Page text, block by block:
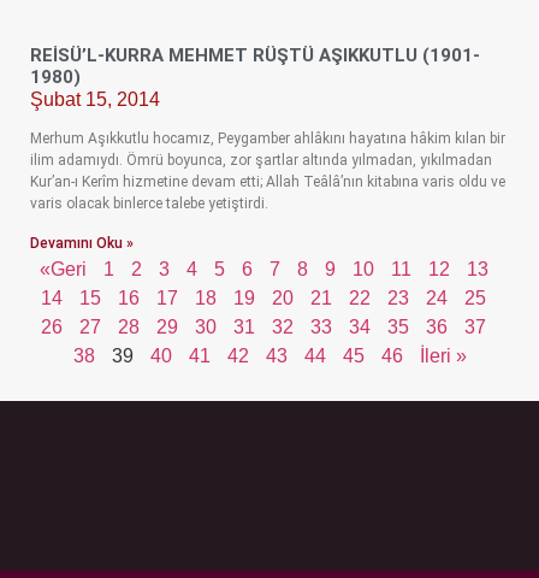
REISÜ’L-KURRA MEHMET RÜŞTÜ AŞIKKUTLU (1901-
1980)
Şubat 15, 2014
Merhum Aşıkkutlu hocamız, Peygamber ahlâkını hayatına hâkim kılan bir
ilim adamıydı. Ömrü boyunca, zor şartlar altında yılmadan, yıkılmadan
Kur’an-ı Kerîm hizmetine devam etti; Allah Teâlâ’nın kitabına varis oldu ve
varis olacak binlerce talebe yetiştirdi.
Devamını Oku »
«Geri 1 2 3 4 5 6 7 8 9 10 11 12
13
14
15 16 17 18 19 20 21 22 23 24
25
26
27 28 29 30 31 32 33 34 35 36
37
38
39 40 41 42 43 44 45 46 İleri »